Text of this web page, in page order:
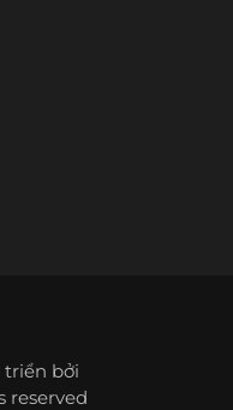
triển bởi
reserved